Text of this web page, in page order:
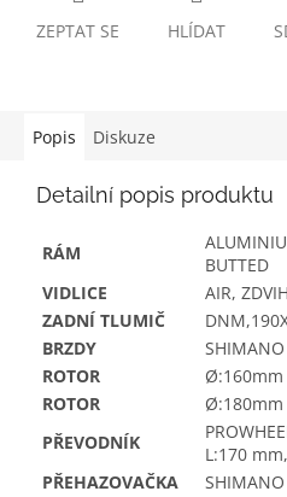
ZEPTAT SE HLÍDAT
Popis Diskuze
Detailní popis produktu
RÁM
BUTTED
VIDLICE
AIR,
ZADNÍ TLUMIČ
BRZDY
ROTOR
Ø:160mm
ROTOR
Ø:180mm
PŘEVODNÍK
L:170
PŘEHAZOVAČKA